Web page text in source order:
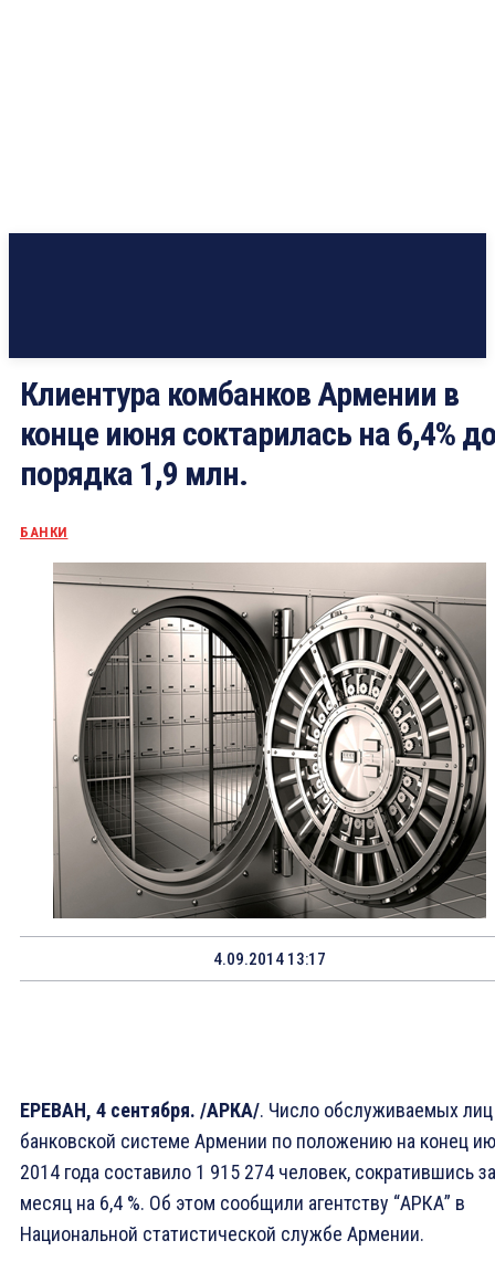
Клиентура комбанков Армении в
конце июня соктарилась на 6,4% до
порядка 1,9 млн.
БАНКИ
4.09.2014 13:17
ЕРЕВАН, 4 сентября. /АРКА/. Число обслуживаемых
банковской системе Армении по положению на конец
2014 года составило 1 915 274 человек, сократившись за
месяц на 6,4 %. Об этом сообщили агентству “АРКА” в
Национальной статистической службе Армении.